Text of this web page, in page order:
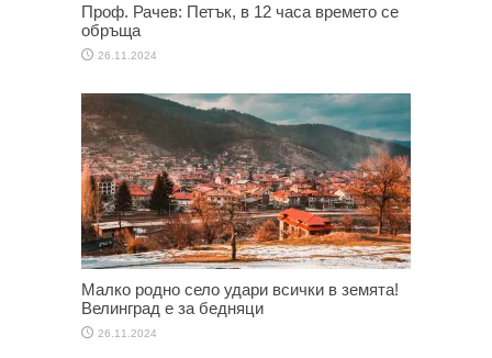
Проф. Рачев: Петък, в 12 часа времето се
обръща
26.11.2024
Малко родно село удари всички в земята!
Велинград е за бедняци
26.11.2024